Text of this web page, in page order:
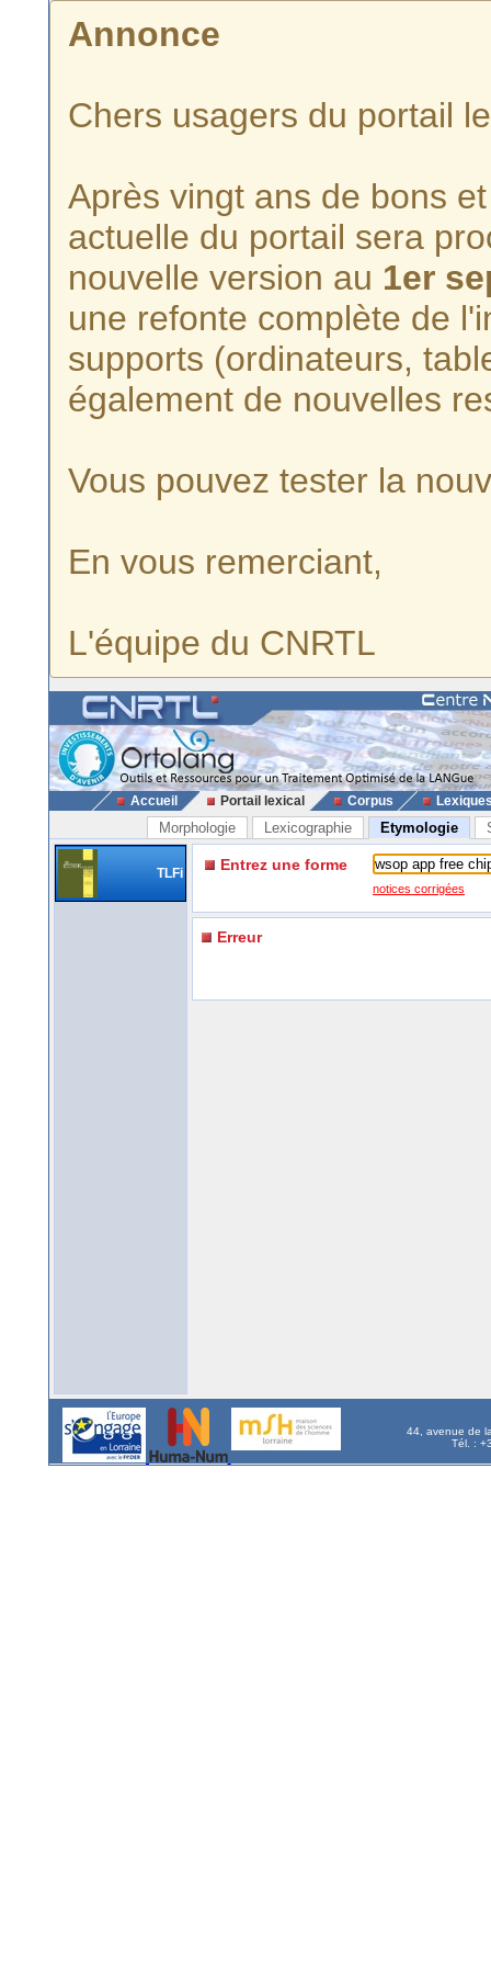
Annonce
Chers usagers du portail
Après vingt ans de bons
actuelle du portail sera
nouvelle version au 1er
une refonte complète de
supports (ordinateurs,
également de nouvelles
Vous pouvez tester la
En vous remerciant,
L'équipe du CNRTL
Accueil Portail lexical Corpus
Morphologie Lexicographie Etymologie
TLFi Entrez une forme
notices corrigées
Erreur
44, avenue de
Tél. :